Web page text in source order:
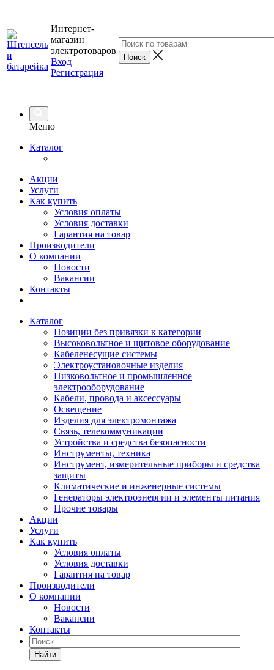
Интернет-
магазин
электротоваров
Вход |
Регистрация
Меню
Каталог
Акции
Услуги
Как купить
Условия оплаты
Условия доставки
Гарантия на товар
Производители
О компании
Новости
Вакансии
Контакты
Каталог
Позиции без привязки к категории
Высоковольтное и щитовое оборудование
Кабеленесущие системы
Электроустановочные изделия
Низковольтное и промышленное
электрооборудование
Кабели, провода и аксессуары
Освещение
Изделия для электромонтажа
Связь, телекоммуникации
Устройства и средства безопасности
Инструменты, техника
Инструмент, измерительные приборы и средства
защиты
Климатические и инженерные системы
Генераторы электроэнергии и элементы питания
Прочие товары
Акции
Услуги
Как купить
Условия оплаты
Условия доставки
Гарантия на товар
Производители
О компании
Новости
Вакансии
Контакты
Найти